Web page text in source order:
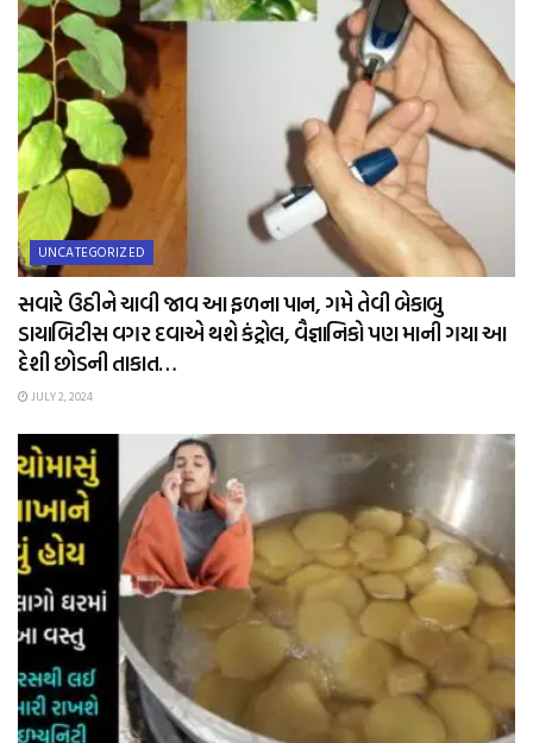
UNCATEGORIZED
સવારે ઉઠીને ચાવી જાવ આ ફળના પાન, ગમે તેવી બેકાબુ
ડાયાબિટીસ વગર દવાએ થશે કંટ્રોલ, વૈજ્ઞાનિકો પણ માની ગયા આ
દેશી છોડની તાકાત…
JULY 2, 2024